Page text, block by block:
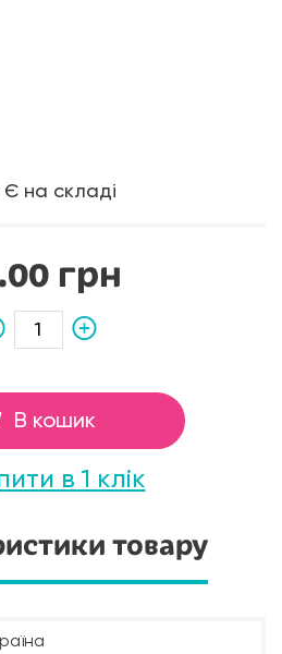
Є на складі
грн
В кошик
в 1 клік
товару